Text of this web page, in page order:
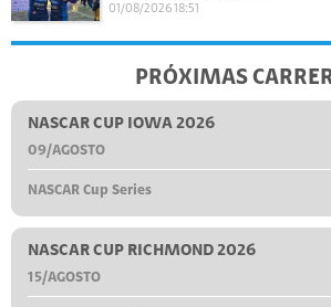
01/08/2026 18:51
PRÓXIMAS
NASCAR CUP IOWA 2026
09/AGOSTO
NASCAR Cup Series
NASCAR CUP RICHMOND 2026
15/AGOSTO